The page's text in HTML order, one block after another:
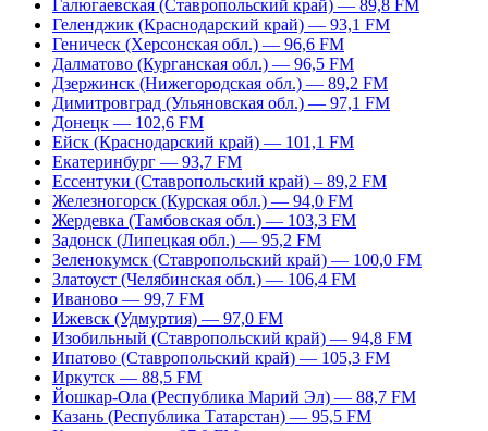
Галюгаевская (Ставропольский край) — 89,8 FM
Геленджик (Краснодарский край) — 93,1 FM
Геническ (Херсонская обл.) — 96,6 FM
Далматово (Курганская обл.) — 96,5 FM
Дзержинск (Нижегородская обл.) — 89,2 FM
Димитровград (Ульяновская обл.) — 97,1 FM
Донецк — 102,6 FM
Ейск (Краснодарский край) — 101,1 FM
Екатеринбург — 93,7 FM
Ессентуки (Ставропольский край) – 89,2 FM
Железногорск (Курская обл.) — 94,0 FM
Жердевка (Тамбовская обл.) — 103,3 FM
Задонск (Липецкая обл.) — 95,2 FM
Зеленокумск (Ставропольский край) — 100,0 FM
Златоуст (Челябинская обл.) — 106,4 FM
Иваново — 99,7 FM
Ижевск (Удмуртия) — 97,0 FM
Изобильный (Ставропольский край) — 94,8 FM
Ипатово (Ставропольский край) — 105,3 FM
Иркутск — 88,5 FM
Йошкар-Ола (Республика Марий Эл) — 88,7 FM
Казань (Республика Татарстан) — 95,5 FM